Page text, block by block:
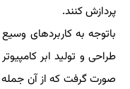
پردازش کنند.
باتوجه به کاربردهای
طراحی و تولید ابر
صورت گرفت که از آن جمله